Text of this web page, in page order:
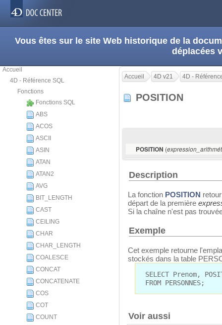
Vous êtes sur le site Web historique de la
déplacées
Accueil
4D - Référence SQL
Fonctions
Fonctions SQL
ABS
ACOS
ASCII
ASIN
ATAN
ATAN2
AVG
BIT_LENGTH
CAST
CEILING
CHAR
CHAR_LENGTH
COALESCE
CONCAT
CONCATENATE
COS
COT
COUNT
Accueil 4D v21 4D -
POSITION
POSITION (
Description
La fonction POSITION
départ de la première
Si la chaîne n'est pas
Exemple
Cet exemple retourne
stockés dans la table
SELECT Prenom,
FROM PERSONNES;
Voir aussi